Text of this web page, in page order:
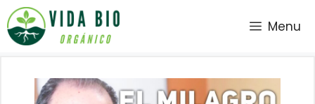
Saltar
al
contenido
Menu